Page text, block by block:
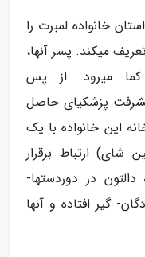
خانواده لمبرت را
میکند. پسر آنها،
کما میرود. از پس
پزشکیای حاصل
این خانواده با یک
شای) ارتباط برقرار
در دوردستها-
گیر افتاده و آنها